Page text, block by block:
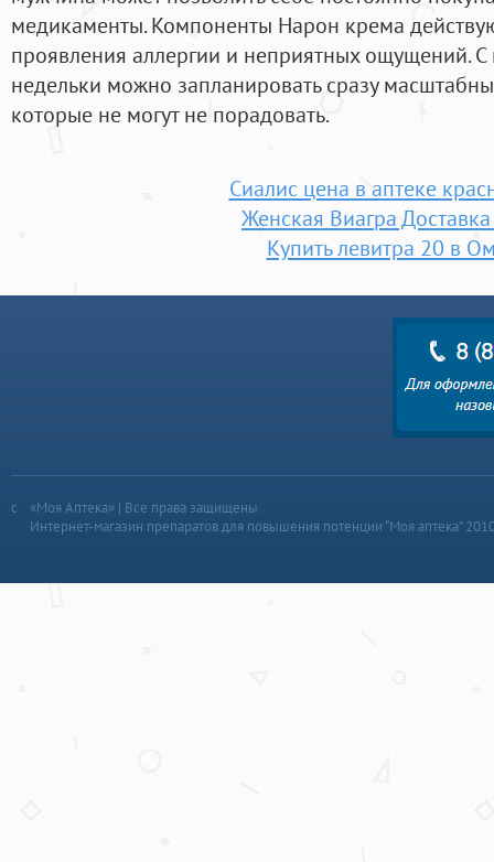
медикаменты. Компоненты Нарон крема
проявления аллергии и неприятных ощущений.
недельки можно запланировать сразу
которые не могут не порадовать.
Сиалис цена в аптеке
Женская Виагра
Купить левитра 20 в
«Моя Аптека» | Все права защищены
Интернет-магазин препаратов для повышения потенции “Моя аптека”